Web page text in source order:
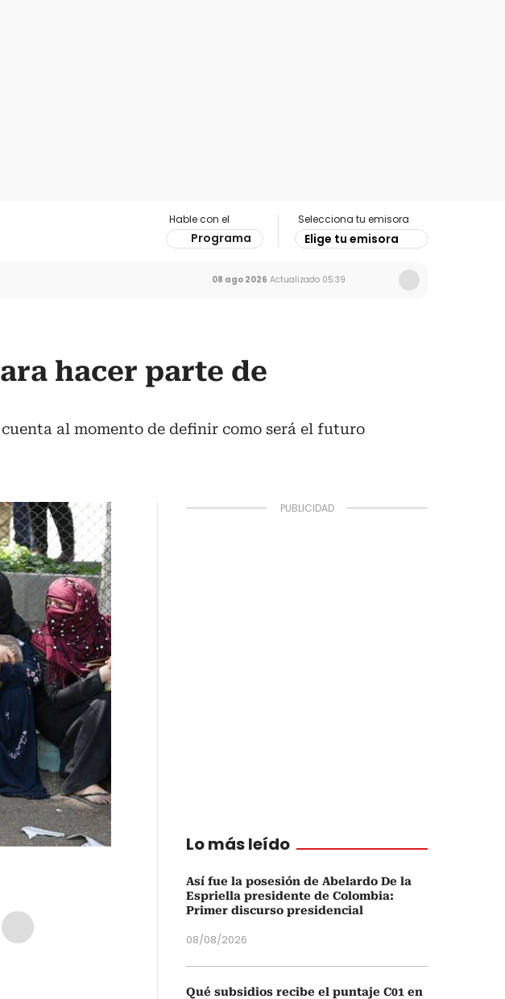
Hable con el
Programa
Selecciona tu emisora
Elige tu emisora
08 ago 2026 Actualizado 05:39
hacer parte de
al momento de definir como será el futuro
Lo más leído
Así fue la posesión de Abelardo De la
Espriella presidente de Colombia:
Primer discurso presidencial
08/08/2026
Qué subsidios recibe el puntaje C01 en